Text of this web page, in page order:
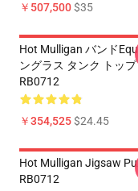
￥507,500$35
Hot Mulligan バンド
ングラス タンク トップ
RB0712
￥354,525$24.45
Hot Mulligan Jigsaw
RB0712